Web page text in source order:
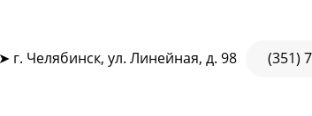
(351)
➤ г. Челябинск, ул. Линейная, д. 98